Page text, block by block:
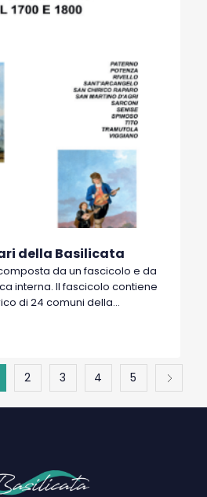
della Basilicata
da un fascicolo e da
interna. Il fascicolo contiene
di 24 comuni della
A/4 di 24 costumi popolari
incaricò alcuni pittori di
significativi del Regno.
2 3 4 5